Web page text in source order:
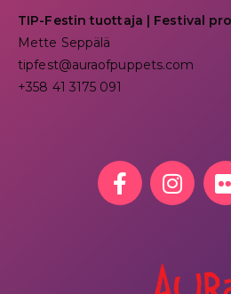
TIP-Festin tuottaja | Festival
Mette Seppälä
tipfest@auraofpuppets.com
+358 41 3175 091